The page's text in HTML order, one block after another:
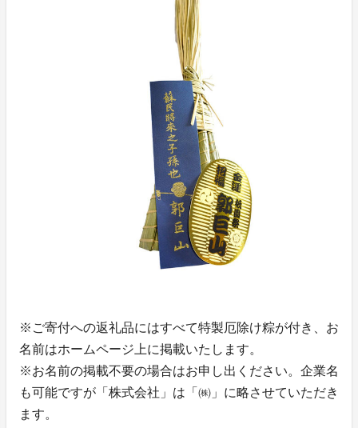
※ご寄付への返礼品にはすべて特製厄除け粽が付き、お
名前はホームページ上に掲載いたします。
※お名前の掲載不要の場合はお申し出ください。企業名
も可能ですが「株式会社」は「㈱」に略させていただき
ます。